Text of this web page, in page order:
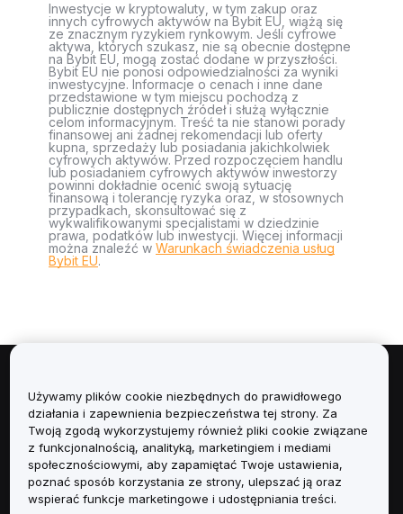
Inwestycje w kryptowaluty, w tym zakup oraz
innych cyfrowych aktywów na Bybit EU, wiążą się
ze znacznym ryzykiem rynkowym. Jeśli cyfrowe
aktywa, których szukasz, nie są obecnie dostępne
na Bybit EU, mogą zostać dodane w przyszłości.
Bybit EU nie ponosi odpowiedzialności za wyniki
inwestycyjne. Informacje o cenach i inne dane
przedstawione w tym miejscu pochodzą z
publicznie dostępnych źródeł i służą wyłącznie
celom informacyjnym. Treść ta nie stanowi porady
finansowej ani żadnej rekomendacji lub oferty
kupna, sprzedaży lub posiadania jakichkolwiek
cyfrowych aktywów. Przed rozpoczęciem handlu
lub posiadaniem cyfrowych aktywów inwestorzy
powinni dokładnie ocenić swoją sytuację
finansową i tolerancję ryzyka oraz, w stosownych
przypadkach, skonsultować się z
wykwalifikowanymi specjalistami w dziedzinie
prawa, podatków lub inwestycji. Więcej informacji
można znaleźć w Warunkach świadczenia usług
Bybit EU.
Informacje
Usługi
Obsługa Klienta
Używamy plików cookie niezbędnych do prawidłowego
działania i zapewnienia bezpieczeństwa tej strony. Za
Twoją zgodą wykorzystujemy również pliki cookie związane
z funkcjonalnością, analityką, marketingiem i mediami
społecznościowymi, aby zapamiętać Twoje ustawienia,
poznać sposób korzystania ze strony, ulepszać ją oraz
wspierać funkcje marketingowe i udostępniania treści.